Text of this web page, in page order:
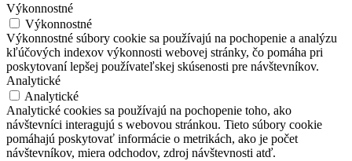
Výkonnostné
Výkonnostné
Výkonnostné súbory cookie sa používajú na pochopenie a analýzu
kľúčových indexov výkonnosti webovej stránky, čo pomáha pri
poskytovaní lepšej používateľskej skúsenosti pre návštevníkov.
Analytické
Analytické
Analytické cookies sa používajú na pochopenie toho, ako
návštevníci interagujú s webovou stránkou. Tieto súbory cookie
pomáhajú poskytovať informácie o metrikách, ako je počet
návštevníkov, miera odchodov, zdroj návštevnosti atď.